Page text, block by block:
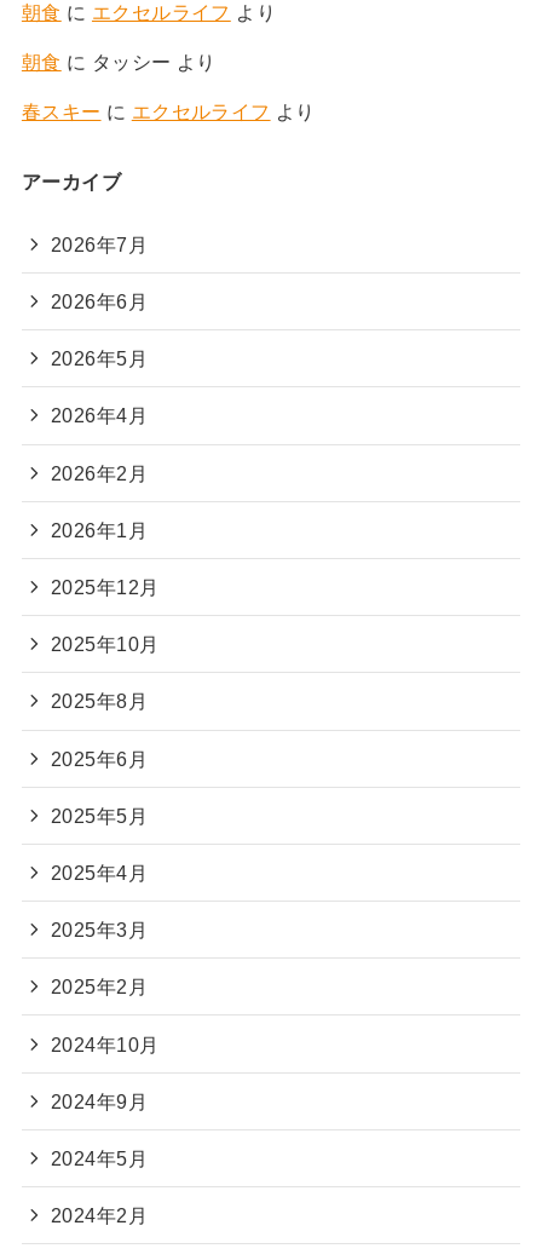
朝食 に エクセルライフ より
朝食 に タッシー より
春スキー に エクセルライフ より
アーカイブ
2026年7月
2026年6月
2026年5月
2026年4月
2026年2月
2026年1月
2025年12月
2025年10月
2025年8月
2025年6月
2025年5月
2025年4月
2025年3月
2025年2月
2024年10月
2024年9月
2024年5月
2024年2月